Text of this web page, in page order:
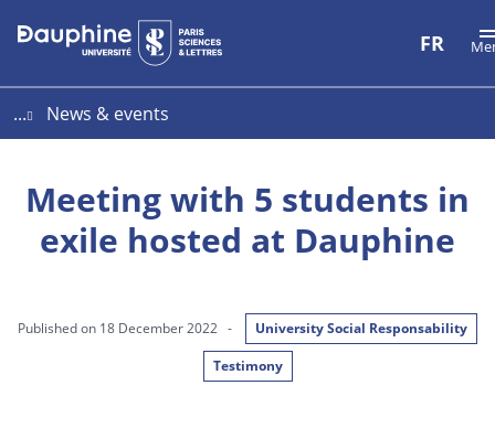
Aller
au
Aller
au
Plan
du
FR
... News & events
Meeting with 5 students in
exile hosted at Dauphine
Published on 18 December 2022 -
University Social Responsability
Testimony